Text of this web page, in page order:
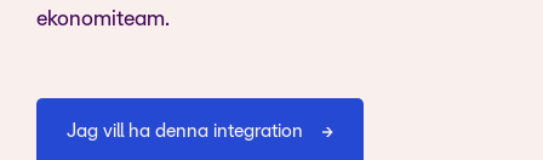
ekonomiteam.
Jag vill ha denna integration